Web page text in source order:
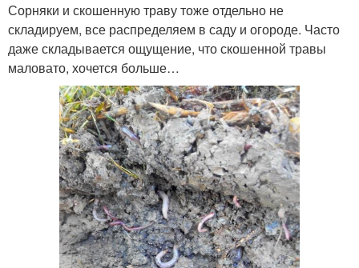
Сорняки и скошенную траву тоже отдельно не
складируем, все распределяем в саду и огороде. Часто
даже складывается ощущение, что скошенной травы
маловато, хочется больше…